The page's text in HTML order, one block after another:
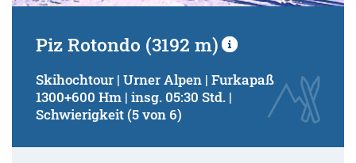
Piz Rotondo (3192 m)
Skihochtour | Urner Alpen | Furkapaß
1300+600 Hm | insg. 05:30 Std. |
Schwierigkeit (5 von 6)